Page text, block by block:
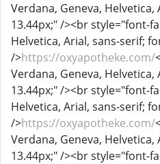
Verdana, Geneva,
13.44px;" /><br style="font-
Helvetica, Arial, sans-serif;
/>https://oxyapotheke.com/
Verdana, Geneva,
13.44px;" /><br style="font-
Helvetica, Arial, sans-serif;
/>https://oxyapotheke.com/
Verdana, Geneva,
13.44px;" /><br style="font-